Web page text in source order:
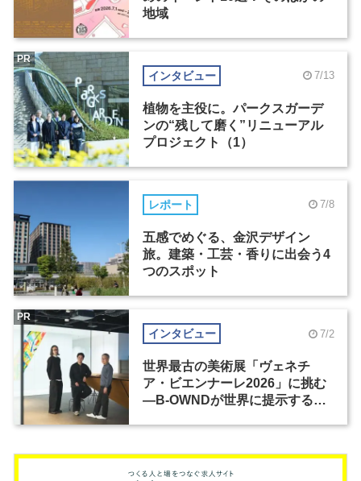
地域
インタビュー 7/13
植物を主役に。パークスガーデ
ンの“残して磨く”リニューアル
プロジェクト（1）
PR
レポート 7/8
五感でめぐる、金沢デザイン
旅。建築・工芸・香りに出会う4
つのスポット
インタビュー 7/2
世界最古の美術展「ヴェネチ
ア・ビエンナーレ2026」に挑む
―B-OWNDが世界に提示する美
PR